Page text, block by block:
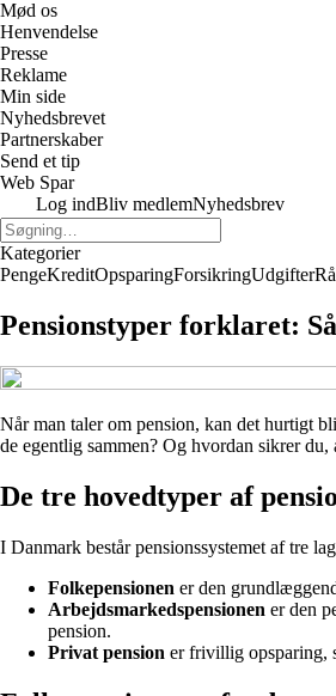
Mød os
Henvendelse
Presse
Reklame
Min side
Nyhedsbrevet
Partnerskaber
Send et tip
Web Spar
Log indBliv medlemNyhedsbrev
Kategorier
PengeKreditOpsparingForsikringUdgifter
Pensionstyper forklaret:
Når man taler om pension, kan det hurtigt
de egentlig sammen? Og hvordan sikrer
De tre hovedtyper af
I Danmark består pensionssystemet af tre
Folkepensionen er den
Arbejdsmarkedspensionen er den
pension.
Privat pension er frivillig opsparing,